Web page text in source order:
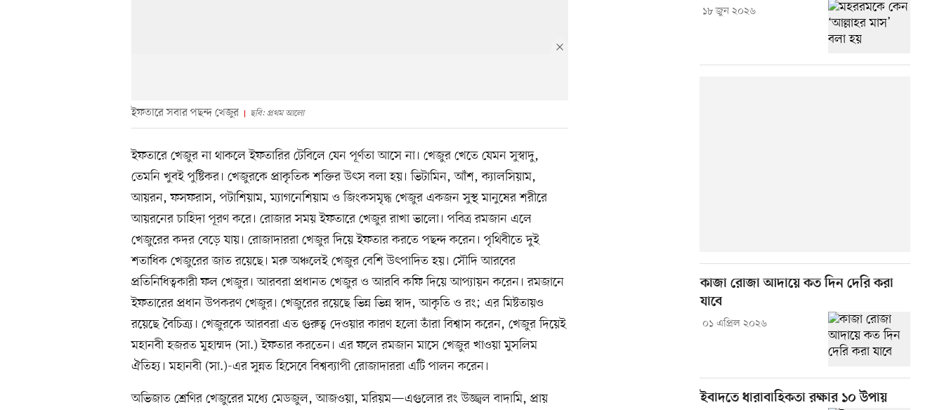
ইফতারে সবার পছন্দ খেজুর ছবি: প্রথম আলো
ইফতারে খেজুর না থাকলে ইফতারির টেবিলে যেন পূর্ণতা আসে না। খেজুর খেতে যেমন সুস্বাদু,
তেমনি খুবই পুষ্টিকর। খেজুরকে প্রাকৃতিক শক্তির উৎস বলা হয়। ভিটামিন, আঁশ, ক্যালসিয়াম,
আয়রন, ফসফরাস, পটাশিয়াম, ম্যাগনেশিয়াম ও জিংকসমৃদ্ধ খেজুর একজন সুস্থ মানুষের শরীরে
আয়রনের চাহিদা পূরণ করে। রোজার সময় ইফতারে খেজুর রাখা ভালো। পবিত্র রমজান এলে
খেজুরের কদর বেড়ে যায়। রোজাদাররা খেজুর দিয়ে ইফতার করতে পছন্দ করেন। পৃথিবীতে দুই
শতাধিক খেজুরের জাত রয়েছে। মরু অঞ্চলেই খেজুর বেশি উৎপাদিত হয়। সৌদি আরবের
প্রতিনিধিত্বকারী ফল খেজুর। আরবরা প্রধানত খেজুর ও আরবি কফি দিয়ে আপ্যায়ন করেন। রমজানে
ইফতারের প্রধান উপকরণ খেজুর। খেজুরের রয়েছে ভিন্ন ভিন্ন স্বাদ, আকৃতি ও রং; এর মিষ্টতায়ও
রয়েছে বৈচিত্র্য। খেজুরকে আরবরা এত গুরুত্ব দেওয়ার কারণ হলো তাঁরা বিশ্বাস করেন, খেজুর দিয়েই
মহানবী হজরত মুহাম্মদ (সা.) ইফতার করতেন। এর ফলে রমজান মাসে খেজুর খাওয়া মুসলিম
ঐতিহ্য। মহানবী (সা.)-এর সুন্নত হিসেবে বিশ্বব্যাপী রোজাদাররা এটি পালন করেন।
অভিজাত শ্রেণির খেজুরের মধ্যে মেডজুল, আজওয়া, মরিয়ম—এগুলোর রং উজ্জ্বল বাদামি, প্রায়
১৮ জুন ২০২৬
কাজা রোজা আদায়ে কত দিন দেরি করা
যাবে
০১ এপ্রিল ২০২৬
ইবাদতে ধারাবাহিকতা রক্ষার ১০ উপায়